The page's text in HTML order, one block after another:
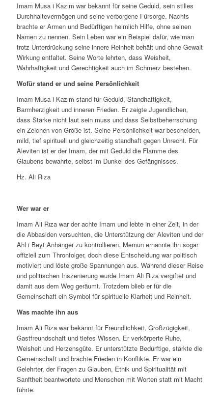
Imam Musa i Kazım war bekannt für seine Geduld, sein stilles
Durchhaltevermögen und seine verborgene Fürsorge. Nachts
brachte er Armen und Bedürftigen heimlich Hilfe, ohne seinen
Namen zu nennen. Sein Leben war ein Beispiel dafür, wie man
trotz Unterdrückung seine innere Reinheit behält und ohne Gewalt
Wirkung entfaltet. Seine Worte lehrten, dass Weisheit,
Wahrhaftigkeit und Gerechtigkeit auch im Schmerz bestehen.
Wofür stand er und seine Persönlichkeit
Imam Musa i Kazım stand für Geduld, Standhaftigkeit,
Barmherzigkeit und inneren Frieden. Er zeigte Jugendlichen,
dass Stärke nicht laut sein muss und dass Selbstbeherrschung
ein Zeichen von Größe ist. Seine Persönlichkeit war bescheiden,
mild, tief spirituell und gleichzeitig standhaft gegen Unrecht. Für
Aleviten ist er der Imam, der mit Geduld die Flamme des
Glaubens bewahrte, selbst im Dunkel des Gefängnisses.
Hz. Ali Rıza
Wer war er
Imam Ali Rıza war der achte Imam und lebte in einer Zeit, in der
die Abbasiden versuchten, die Unterstützung der Aleviten und der
Ahl i Beyt Anhänger zu kontrollieren. Memun ernannte ihn sogar
offiziell zum Thronfolger, doch diese Entscheidung war politisch
motiviert und löste große Spannungen aus. Während dieser Reise
und politischen Inszenierung wurde Imam Ali Rıza vergiftet und
damit aus dem Weg geräumt. Trotzdem blieb er für die
Gemeinschaft ein Symbol für spirituelle Klarheit und Reinheit.
Was machte ihn aus
Imam Ali Rıza war bekannt für Freundlichkeit, Großzügigkeit,
Gastfreundschaft und tiefes Wissen. Er verkörperte Ruhe,
Weisheit und Herzensgüte. Er unterstützte Bedürftige, stärkte die
Gemeinschaft und brachte Frieden in Konflikte. Er war ein
Gelehrter, der Fragen zu Glauben, Ethik und Spiritualität mit
Sanftheit beantwortete und Menschen mit Worten statt mit Macht
führte.